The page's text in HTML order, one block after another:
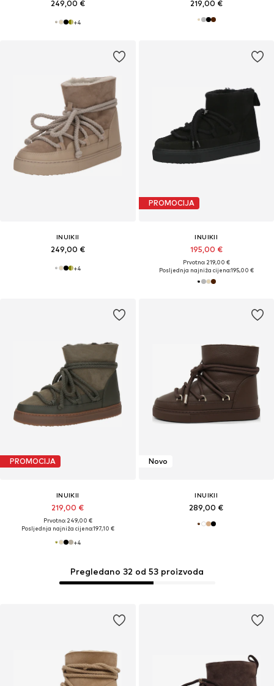
249,00 €
+4
219,00 €
Pregledano 32 od 53 proizvoda
INUIKII
249,00 €
+4
PROMOCIJA
INUIKII
195,00 €
Prvotno: 219,00 €
Posljednja najniža cijena:195,00 €
PROMOCIJA
INUIKII
219,00 €
Prvotno: 249,00 €
Posljednja najniža cijena:197,10 €
+4
Novo
INUIKII
289,00 €